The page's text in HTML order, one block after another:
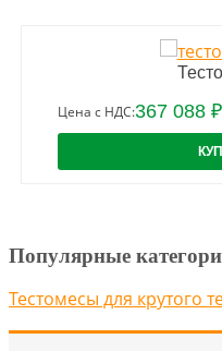
Цена с НДС:367 088 ₽
Популярные
Тестомесы для крутого